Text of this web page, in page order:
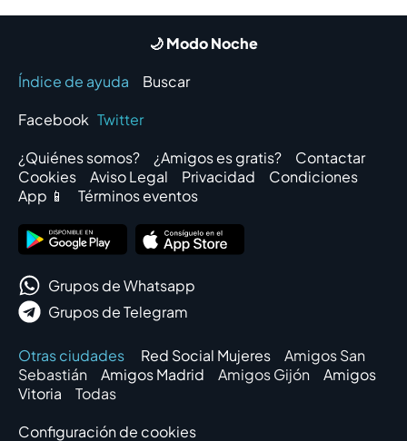
🌙 Modo Noche
Índice de ayuda
Buscar
Facebook Twitter
¿Quiénes somos?
¿Amigos es gratis?
Contactar
Cookies
Aviso Legal Privacidad
Condiciones
App 📱
Términos eventos
Grupos de Whatsapp
Grupos de Telegram
Otras ciudades Red Social Mujeres
Amigos San
Sebastián
Amigos Madrid Amigos Gijón
Amigos
Vitoria
Todas
Configuración de cookies